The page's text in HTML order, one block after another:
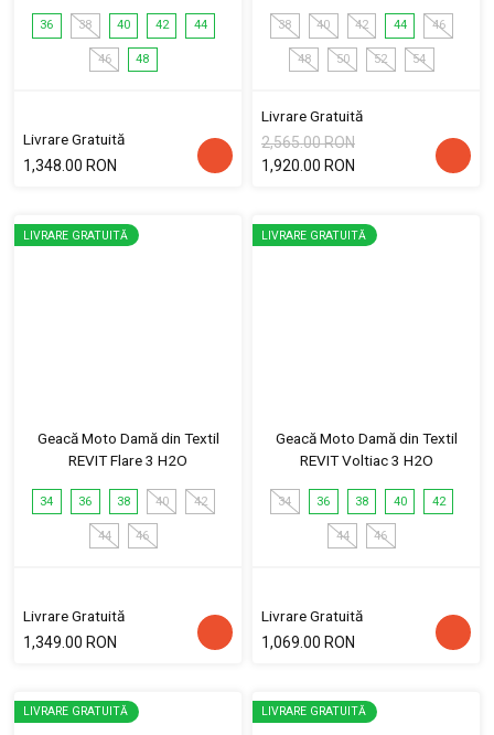
36 38 40 42 44
46 48
Livrare Gratuită
1,348.00 RON
38 40 42 44 46
48 50 52 54
Livrare Gratuită
2,565.00 RON
1,920.00 RON
LIVRARE GRATUITĂ
Geacă Moto Damă din Textil
REVIT Flare 3 H2O
34 36 38 40 42
44 46
Livrare Gratuită
1,349.00 RON
LIVRARE GRATUITĂ
Geacă Moto Damă din Textil
REVIT Voltiac 3 H2O
34 36 38 40 42
44 46
Livrare Gratuită
1,069.00 RON
LIVRARE GRATUITĂ LIVRARE GRATUITĂ